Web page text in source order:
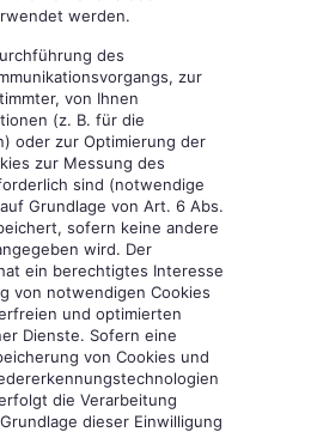
werden.
des
zur
von Ihnen
(z. B. für die
oder zur Optimierung der
zur Messung des
sind (notwendige
Grundlage von Art. 6 Abs.
sofern keine andere
wird. Der
ein berechtigtes Interesse
von notwendigen Cookies
und optimierten
Dienste. Sofern eine
von Cookies und
die Verarbeitung
dieser Einwilligung